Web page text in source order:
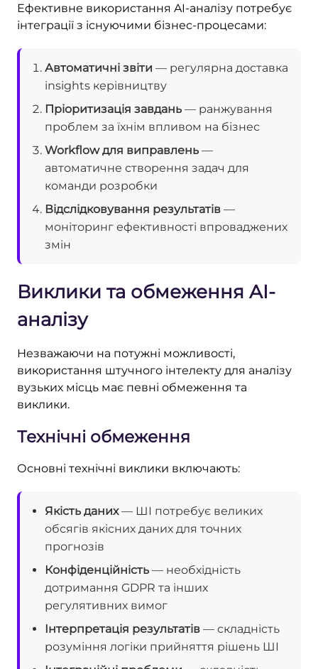
Ефективне використання AI-аналізу потребує
інтеграції з існуючими бізнес-процесами:
Автоматичні звіти — регулярна доставка
insights керівництву
Пріоритизація завдань — ранжування
проблем за їхнім впливом на бізнес
Workflow для виправлень —
автоматичне створення задач для
команди розробки
Відслідковування результатів —
моніторинг ефективності впроваджених
змін
Виклики та обмеження AI-
аналізу
Незважаючи на потужні можливості,
використання штучного інтелекту для аналізу
вузьких місць має певні обмеження та
виклики.
Технічні обмеження
Основні технічні виклики включають:
Якість даних— ШІ потребує великих
обсягів якісних даних для точних
прогнозів
Конфіденційність — необхідність
дотримання GDPR та інших
регулятивних вимог
Інтерпретація результатів — складність
розуміння логіки прийняття рішень ШІ